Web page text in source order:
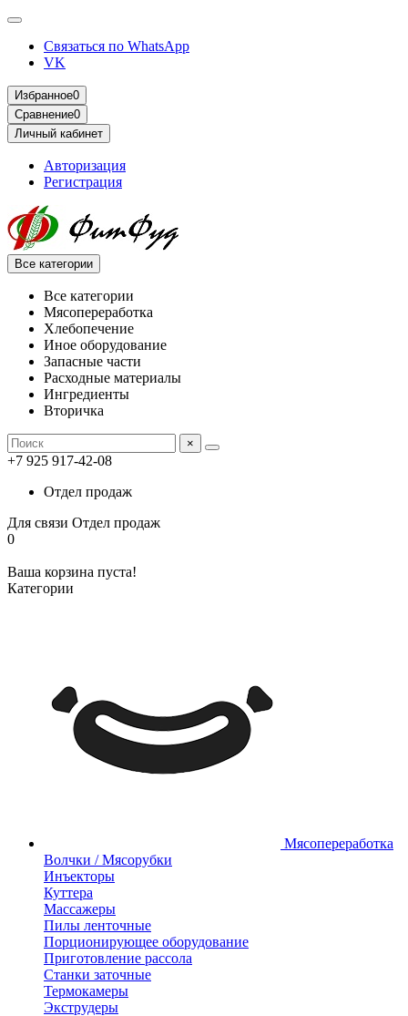
Связаться по WhatsApp
VK
Избранное0
Сравнение0
Личный кабинет
Авторизация
Регистрация
Все категории
Все категории
Мясопереработка
Хлебопечение
Иное оборудование
Запасные части
Расходные материалы
Ингредиенты
Вторичка
×
+7 925 917-42-08
Отдел продаж
Для связи Отдел продаж
0
Ваша корзина пуста!
Категории
Мясопереработка
Волчки / Мясорубки
Инъекторы
Куттера
Массажеры
Пилы ленточные
Порционирующее оборудование
Приготовление рассола
Станки заточные
Термокамеры
Экструдеры